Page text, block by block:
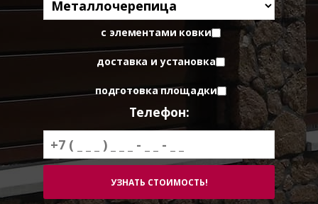
с элементами ковки
доставка и установка
подготовка площадки
Телефон: